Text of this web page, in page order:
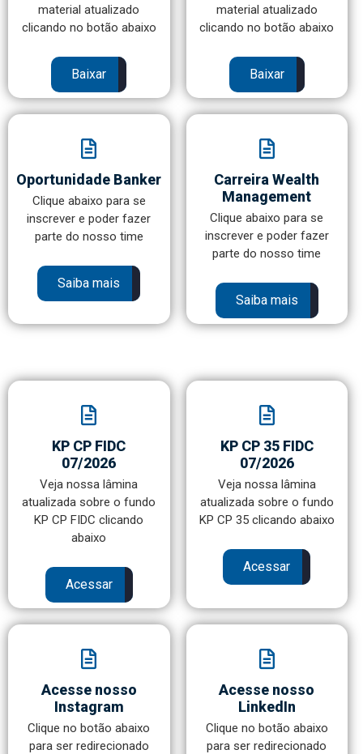
material atualizado
clicando no botão abaixo
Baixar
material atualizado
clicando no botão abaixo
Baixar
Oportunidade Banker
Clique abaixo para se
inscrever e poder fazer
parte do nosso time
Saiba mais
Carreira Wealth
Management
Clique abaixo para se
inscrever e poder fazer
parte do nosso time
Saiba mais
KP CP FIDC
07/2026
Veja nossa lâmina
atualizada sobre o fundo
KP CP FIDC clicando
abaixo
Acessar
KP CP 35 FIDC
07/2026
Veja nossa lâmina
atualizada sobre o fundo
KP CP 35 clicando abaixo
Acessar
Acesse nosso
Instagram
Clique no botão abaixo
para ser redirecionado
Acesse nosso
LinkedIn
Clique no botão abaixo
para ser redirecionado